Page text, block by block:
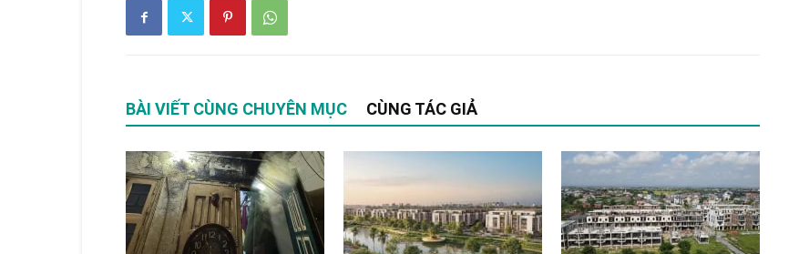
BÀI VIẾT CÙNG CHUYÊN MỤC CÙNG TÁC GIẢ